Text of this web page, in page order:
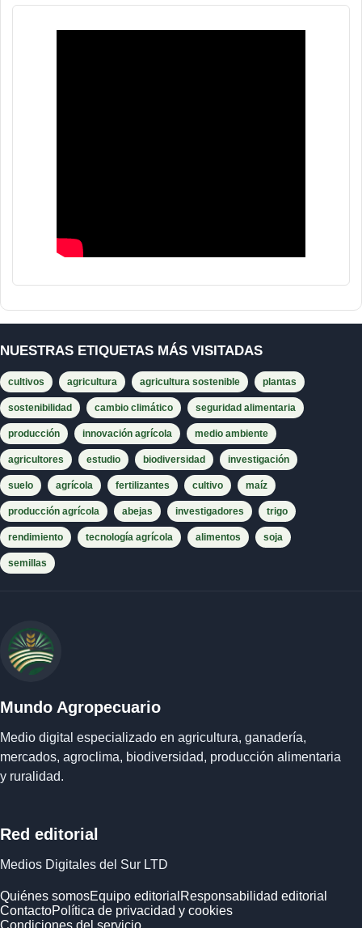
NUESTRAS ETIQUETAS MÁS VISITADAS
cultivos agricultura agricultura sostenible plantas
sostenibilidad cambio climático seguridad alimentaria
producción innovación agrícola medio ambiente
agricultores estudio biodiversidad investigación
suelo agrícola fertilizantes cultivo maíz
producción agrícola abejas investigadores trigo
rendimiento tecnología agrícola alimentos soja
semillas
Mundo Agropecuario
Medio digital especializado en agricultura, ganadería,
mercados, agroclima, biodiversidad, producción alimentaria
y ruralidad.
Red editorial
Medios Digitales del Sur LTD
Quiénes somosEquipo editorial Responsabilidad editorial
ContactoPolítica de privacidad y cookies